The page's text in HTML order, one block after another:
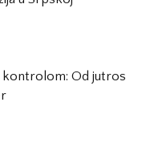
kontrolom: Od jutros